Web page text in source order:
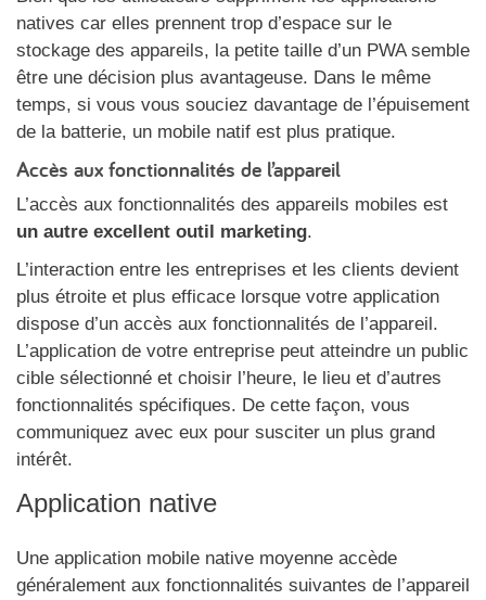
natives car elles prennent trop d’espace sur le
stockage des appareils, la petite taille d’un PWA semble
être une décision plus avantageuse. Dans le même
temps, si vous vous souciez davantage de l’épuisement
de la batterie, un mobile natif est plus pratique.
Accès aux fonctionnalités de l’appareil
L’accès aux fonctionnalités des appareils mobiles est
un autre excellent outil marketing.
L’interaction entre les entreprises et les clients devient
plus étroite et plus efficace lorsque votre application
dispose d’un accès aux fonctionnalités de l’appareil.
L’application de votre entreprise peut atteindre un public
cible sélectionné et choisir l’heure, le lieu et d’autres
fonctionnalités spécifiques. De cette façon, vous
communiquez avec eux pour susciter un plus grand
intérêt.
Application native
Une application mobile native moyenne accède
généralement aux fonctionnalités suivantes de l’appareil